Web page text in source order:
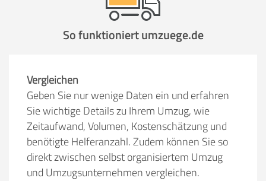
So funktioniert umzuege.de
Vergleichen
Geben Sie nur wenige Daten ein und erfahren
Sie wichtige Details zu Ihrem Umzug, wie
Zeitaufwand, Volumen, Kostenschätzung und
benötigte Helferanzahl. Zudem können Sie so
direkt zwischen selbst organisiertem Umzug
und Umzugsunternehmen vergleichen.